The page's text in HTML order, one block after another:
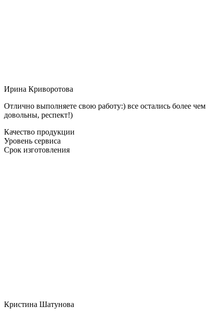
Ирина Криворотова
Отлично выполняете свою работу:) все остались более чем
довольны, респект!)
Качество продукции
Уровень сервиса
Срок изготовления
Кристина Шатунова